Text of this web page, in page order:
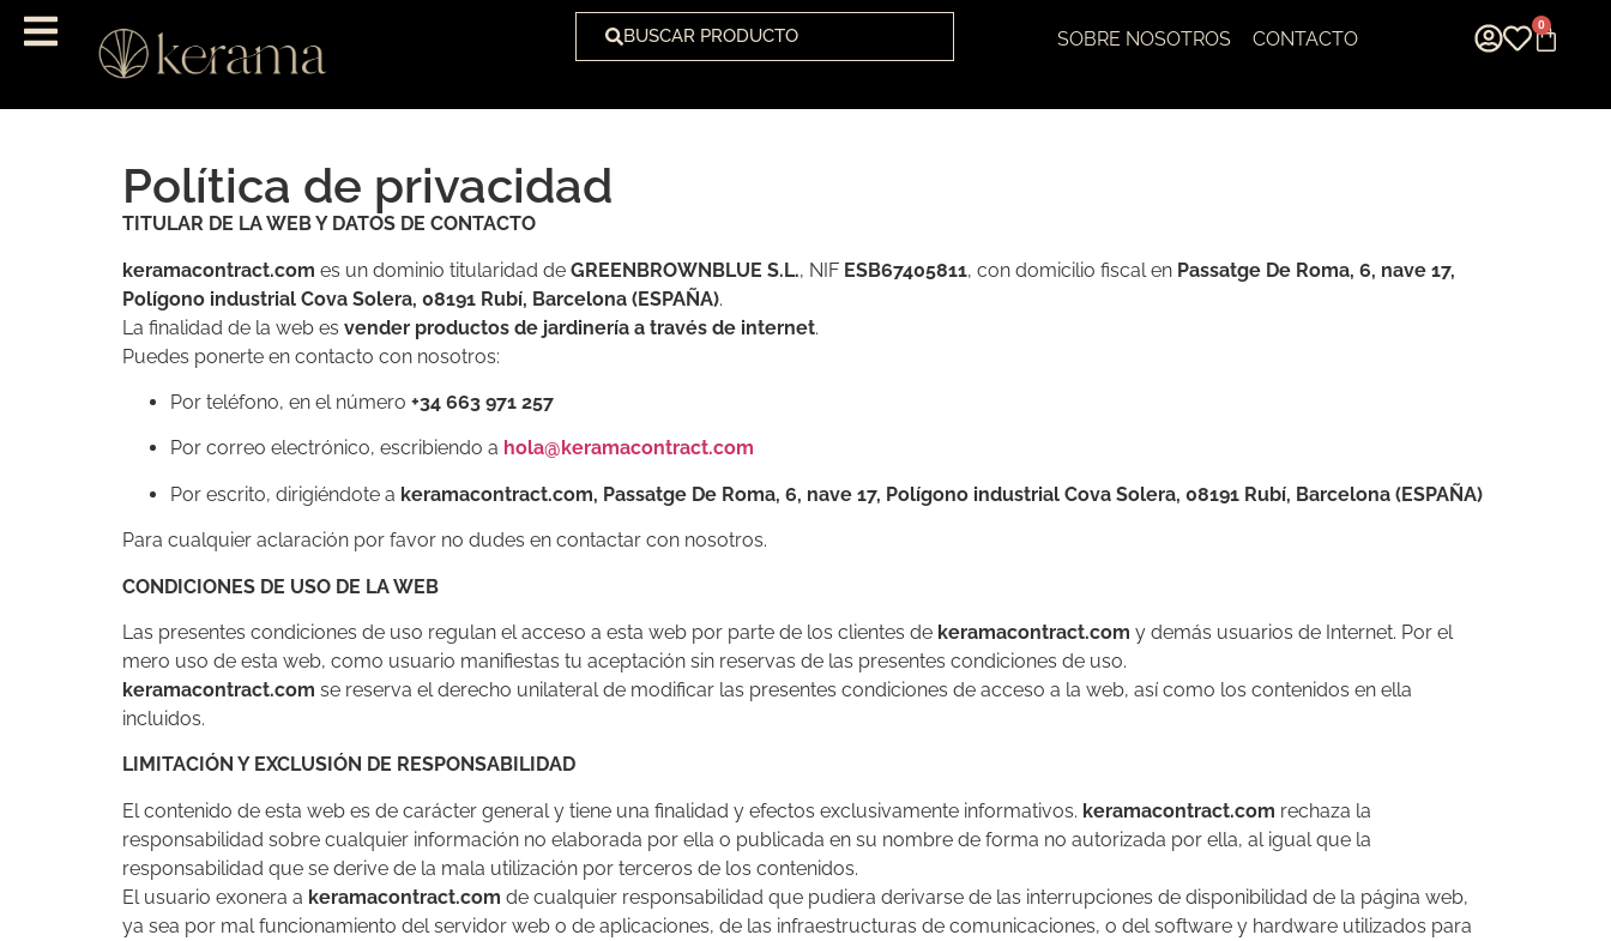
BUSCAR PRODUCTO SOBRE NOSOTROS CONTACTO
0
Política de privacidad
TITULAR DE LA WEB Y DATOS DE CONTACTO
keramacontract.com es un dominio titularidad de GREENBROWNBLUE S.L., NIF ESB67405811, con domicilio fiscal en Passatge De Roma, 6, nave 17,
Polígono industrial Cova Solera, 08191 Rubí, Barcelona (ESPAÑA).
La finalidad de la web es vender productos de jardinería a través de internet.
Puedes ponerte en contacto con nosotros:
Por teléfono, en el número +34 663 971 257
Por correo electrónico, escribiendo a hola@keramacontract.com
Por escrito, dirigiéndote a keramacontract.com, Passatge De Roma, 6, nave 17, Polígono industrial Cova Solera, 08191 Rubí, Barcelona (ESPAÑA)
Para cualquier aclaración por favor no dudes en contactar con nosotros.
CONDICIONES DE USO DE LA WEB
Las presentes condiciones de uso regulan el acceso a esta web por parte de los clientes de keramacontract.com y demás usuarios de Internet. Por el
mero uso de esta web, como usuario manifiestas tu aceptación sin reservas de las presentes condiciones de uso.
keramacontract.com se reserva el derecho unilateral de modificar las presentes condiciones de acceso a la web, así como los contenidos en ella
incluidos.
LIMITACIÓN Y EXCLUSIÓN DE RESPONSABILIDAD
El contenido de esta web es de carácter general y tiene una finalidad y efectos exclusivamente informativos. keramacontract.com rechaza la
responsabilidad sobre cualquier información no elaborada por ella o publicada en su nombre de forma no autorizada por ella, al igual que la
responsabilidad que se derive de la mala utilización por terceros de los contenidos.
El usuario exonera a keramacontract.com de cualquier responsabilidad que pudiera derivarse de las interrupciones de disponibilidad de la página web,
ya sea por mal funcionamiento del servidor web o de aplicaciones, de las infraestructuras de comunicaciones, o del software y hardware utilizados para